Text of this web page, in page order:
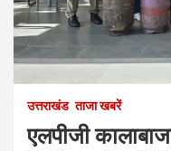
उत्तराखंड ताजा खबरें
एलपीजी